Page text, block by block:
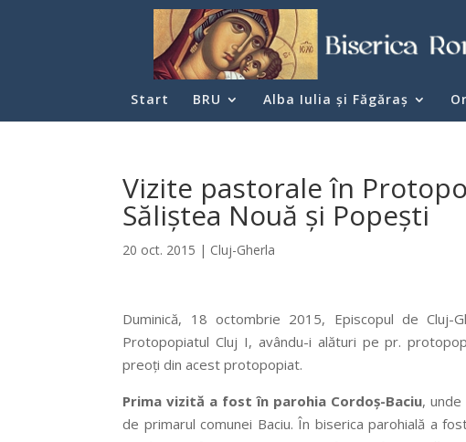
Start BRU Alba Iulia şi Făgăraş
Vizite pastorale în
Săliștea Nouă și Popești
20 oct. 2015 | Cluj-Gherla
Duminică, 18 octombrie 2015, Episcopul de Cluj-
Protopopiatul Cluj I, avându-i alături pe pr.
preoți din acest protopopiat.
Prima vizită a fost în parohia Cordoș-Baciu,
de primarul comunei Baciu. În biserica parohială a